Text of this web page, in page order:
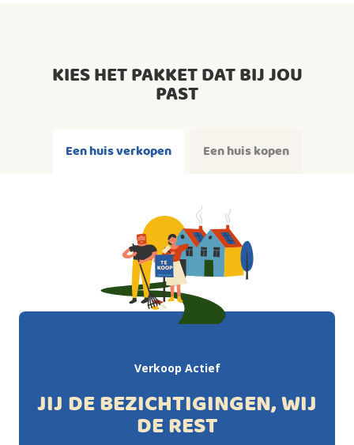
KIES HET PAKKET DAT BIJ JOU
PAST
Een huis verkopen Een huis kopen
Verkoop Actief
JIJ DE BEZICHTIGINGEN, WIJ
DE REST